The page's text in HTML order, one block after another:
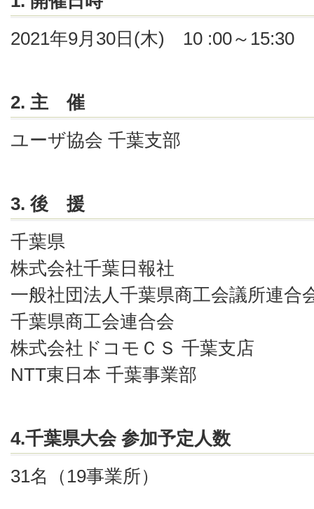
2021年9月30日(木) 10 :00～15:30
2. 主 催
ユーザ協会 千葉支部
3. 後 援
千葉県
株式会社千葉日報社
一般社団法人千葉県商工会議所連合
千葉県商工会連合会
株式会社ドコモＣＳ 千葉支店
NTT東日本 千葉事業部
4.千葉県大会 参加予定人数
31名（19事業所）